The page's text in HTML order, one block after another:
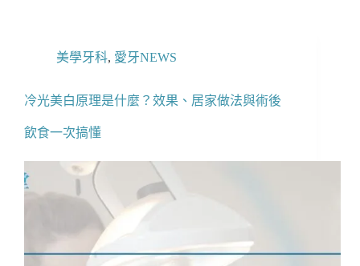
美學牙科, 愛牙NEWS
冷光美白原理是什麼？效果、居家做法與術後
飲食一次搞懂